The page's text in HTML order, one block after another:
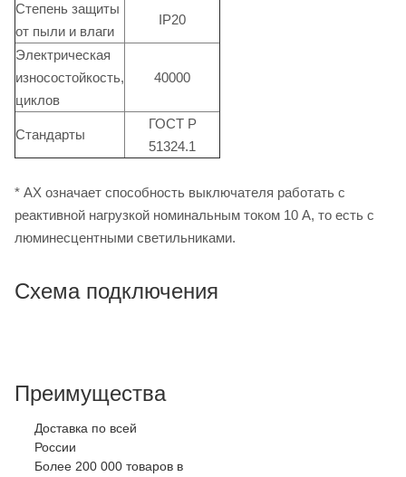
Степень защиты
от пыли и влаги
IP20
Электрическая
износостойкость,
циклов
40000
Стандарты
ГОСТ Р
51324.1
* АХ означает способность выключателя работать с
реактивной нагрузкой номинальным током 10 А, то есть с
люминесцентными светильниками.
Схема подключения
Преимущества
Доставка по всей
России
Более 200 000 товаров в